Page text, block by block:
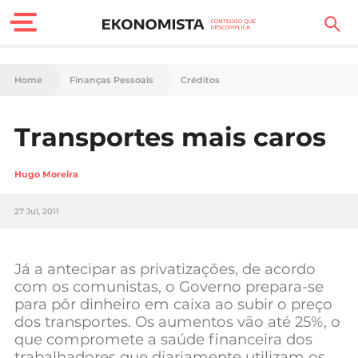
Finanças Pessoais
Carreira
Casa
Sociedade
Tecnologia
Negócios
Home Finanças Pessoais Créditos
Transportes mais caros
Hugo Moreira
27 Jul, 2011
Já a antecipar as privatizações, de acordo
com os comunistas, o Governo prepara-se
para pôr dinheiro em caixa ao subir o preço
dos transportes. Os aumentos vão até 25%, o
que compromete a saúde financeira dos